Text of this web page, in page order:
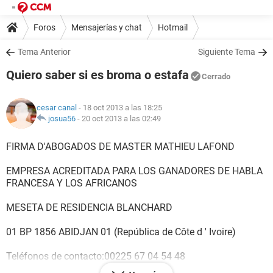
Foros Mensajerías y chat Hotmail
Tema Anterior Siguiente Tema
Quiero saber si es broma o estafa Cerrado
cesar canal - 18 oct 2013 a las 18:25
josua56 - 20 oct 2013 a las 02:49
FIRMA D'ABOGADOS DE MASTER MATHIEU LAFOND
EMPRESA ACREDITADA PARA LOS GANADORES DE HABLA
FRANCESA Y LOS AFRICANOS
MESETA DE RESIDENCIA BLANCHARD
01 BP 1856 ABIDJAN 01 (República de Côte d ' Ivoire)
Teléfonos de contacto:00225 67 04 54 48